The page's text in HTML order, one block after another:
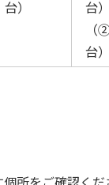
台）
台）
台）